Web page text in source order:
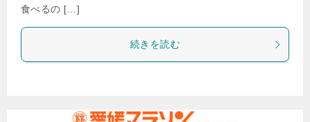
食べるの […]
続きを読む